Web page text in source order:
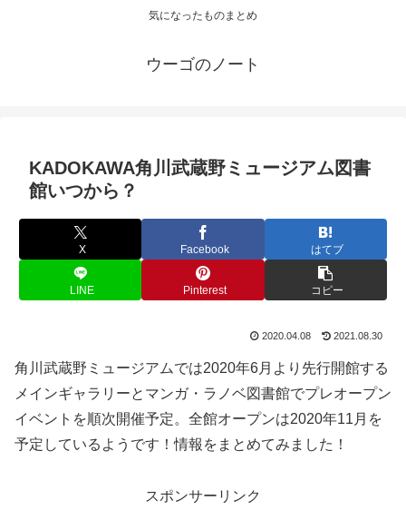
気になったものまとめ
ウーゴのノート
KADOKAWA角川武蔵野ミュージアム図書
館いつから？
X Facebook はてブ
LINE Pinterest コピー
2020.04.08 2021.08.30
角川武蔵野ミュージアムでは2020年6月より先行開館する
メインギャラリーとマンガ・ラノベ図書館でプレオープン
イベントを順次開催予定。全館オープンは2020年11月を
予定しているようです！情報をまとめてみました！
スポンサーリンク